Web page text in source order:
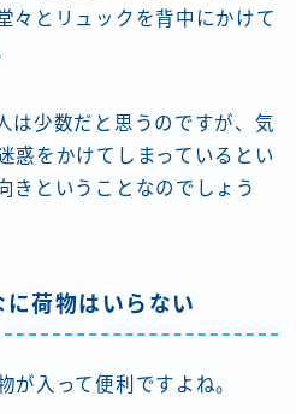
々とリュックを背中にかけて
は少数だと思うのですが、気
惑をかけてしまっているとい
きということなのでしょう
荷物はいらない
が入って便利ですよね。